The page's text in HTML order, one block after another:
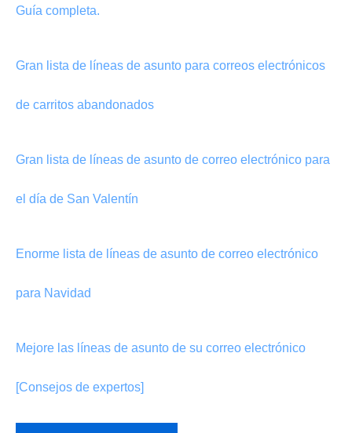
Guía completa.
Gran lista de líneas de asunto para correos electrónicos
de carritos abandonados
Gran lista de líneas de asunto de correo electrónico para
el día de San Valentín
Enorme lista de líneas de asunto de correo electrónico
para Navidad
Mejore las líneas de asunto de su correo electrónico
[Consejos de expertos]